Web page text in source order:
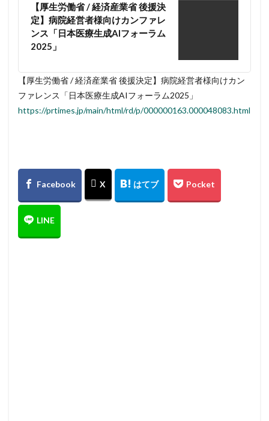
【厚生労働省 / 経済産業省 後援決
定】病院経営者様向けカンファレ
ンス「日本医療生成AIフォーラム
2025」
【厚生労働省 / 経済産業省 後援決定】病院経営者様向けカン
ファレンス「日本医療生成AIフォーラム2025」
https://prtimes.jp/main/html/rd/p/000000163.000048083.html